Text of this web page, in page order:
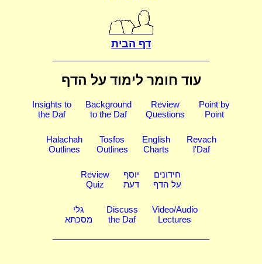
דף הבית
עוד חומר לימוד על הדף
Insights to
the Daf
Background
to the Daf
Review
Questions
Point by
Point
Halachah
Outlines
Tosfos
Outlines
English
Charts
Revach
l'Daf
Review
Quiz
יוסף
דעת
חידונים
על הדף
גלי
מסכתא
Discuss
the Daf
Video/Audio
Lectures